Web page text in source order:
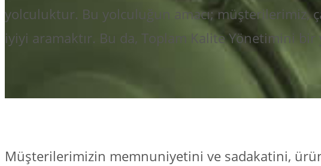
yolculuktur. Bu yolculuğun amacı; müşterilerimiz,
iyiyi aramaktır. Bu da, Toplam Kalite Yönetimini
Müşterilerimizin memnuniyetini ve sadakatini,